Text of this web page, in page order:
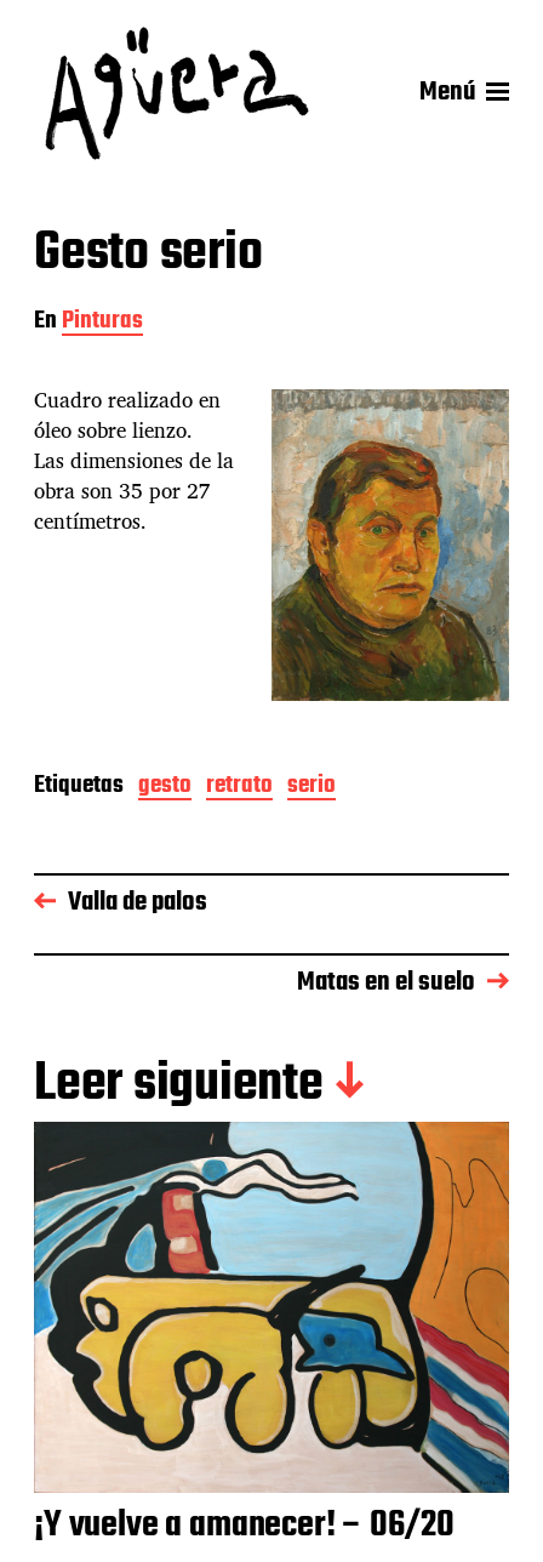
Menú
Gesto serio
EnPinturas
Cuadro realizado en
óleo sobre lienzo.
Las dimensiones de la
obra son 35 por 27
centímetros.
Etiquetas gesto retrato serio
Valla de palos
Matas en el suelo
Leer siguiente
¡Y vuelve a amanecer! – 06/20